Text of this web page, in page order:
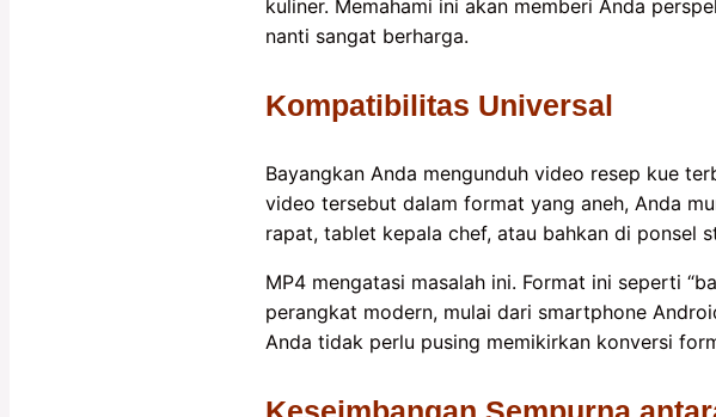
kuliner. Memahami ini akan memberi Anda
nanti sangat berharga.
Kompatibilitas Universal
Bayangkan Anda mengunduh video resep kue
video tersebut dalam format yang aneh, Anda
rapat, tablet kepala chef, atau bahkan di ponsel
MP4 mengatasi masalah ini. Format ini seperti
perangkat modern, mulai dari smartphone
Anda tidak perlu pusing memikirkan konversi